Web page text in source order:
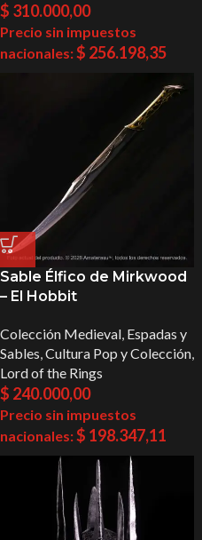
$ 310.000,00
Precio sin impuestos
nacionales:$ 256.198,35
Sable Élfico de Mirkwood
– El Hobbit
Colección Medieval, Espadas y
Sables,Cultura Pop y Colección,
Lord of the Rings
$ 240.000,00
Precio sin impuestos
nacionales:$ 198.347,11